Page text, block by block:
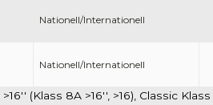
Nationell/Internationell
Nationell/Internationell
(Klass 8A >16'', >16), Classic